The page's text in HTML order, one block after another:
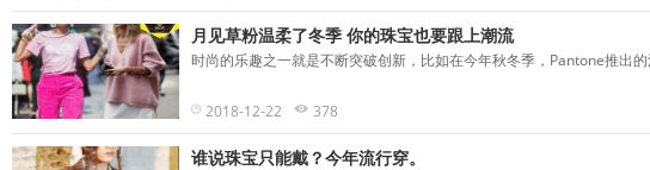
月见草粉温柔了冬季 你的珠宝也要跟上潮流
时尚的乐趣之一就是不断突破创新，比如在今年秋冬季，Pantone推出
2018-12-22 378
谁说珠宝只能戴？今年流行穿。